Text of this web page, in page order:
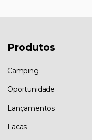
Produtos
Camping
Oportunidade
Lançamentos
Facas